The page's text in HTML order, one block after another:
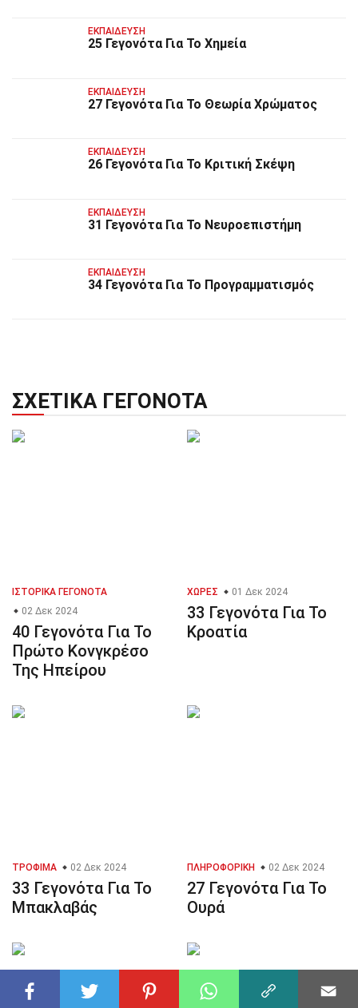
ΕΚΠΑΊΔΕΥΣΗ
25 Γεγονότα Για Το Χημεία
ΕΚΠΑΊΔΕΥΣΗ
27 Γεγονότα Για Το Θεωρία Χρώματος
ΕΚΠΑΊΔΕΥΣΗ
26 Γεγονότα Για Το Κριτική Σκέψη
ΕΚΠΑΊΔΕΥΣΗ
31 Γεγονότα Για Το Νευροεπιστήμη
ΕΚΠΑΊΔΕΥΣΗ
34 Γεγονότα Για Το Προγραμματισμός
ΣΧΕΤΙΚΆ ΓΕΓΟΝΌΤΑ
ΙΣΤΟΡΙΚΆ ΓΕΓΟΝΌΤΑ
02 Δεκ 2024
40 Γεγονότα Για Το
Πρώτο Κονγκρέσο
Της Ηπείρου
ΧΏΡΕΣ 01 Δεκ 2024
33 Γεγονότα Για Το
Κροατία
ΤΡΌΦΙΜΑ 02 Δεκ 2024
33 Γεγονότα Για Το
Μπακλαβάς
ΠΛΗΡΟΦΟΡΙΚΉ 02 Δεκ 2024
27 Γεγονότα Για Το
Ουρά